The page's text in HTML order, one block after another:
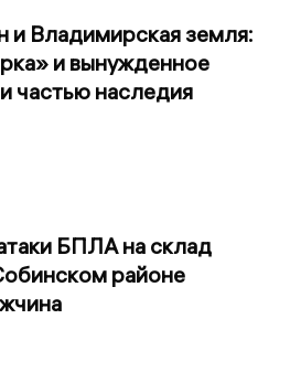
и Владимирская земля:
и вынужденное
частью наследия
БПЛА на склад
районе